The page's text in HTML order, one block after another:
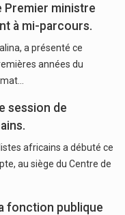
Premier ministre
à mi-parcours.
a présenté ce
années du
session de
africains a débuté ce
au siège du Centre de
fonction publique